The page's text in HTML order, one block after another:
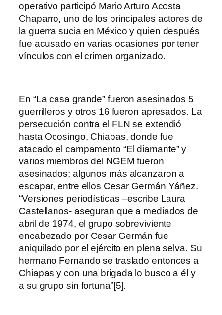
operativo participó Mario Arturo Acosta
Chaparro, uno de los principales actores de
la guerra sucia en México y quien después
fue acusado en varias ocasiones por tener
vínculos con el crimen organizado.
En “La casa grande” fueron asesinados 5
guerrilleros y otros 16 fueron apresados. La
persecución contra el FLN se extendió
hasta Ocosingo, Chiapas, donde fue
atacado el campamento “El diamante” y
varios miembros del NGEM fueron
asesinados; algunos más alcanzaron a
escapar, entre ellos Cesar Germán Yáñez.
“Versiones periodísticas –escribe Laura
Castellanos- aseguran que a mediados de
abril de 1974, el grupo sobreviviente
encabezado por Cesar Germán fue
aniquilado por el ejército en plena selva. Su
hermano Fernando se traslado entonces a
Chiapas y con una brigada lo busco a él y
a su grupo sin fortuna”[5].